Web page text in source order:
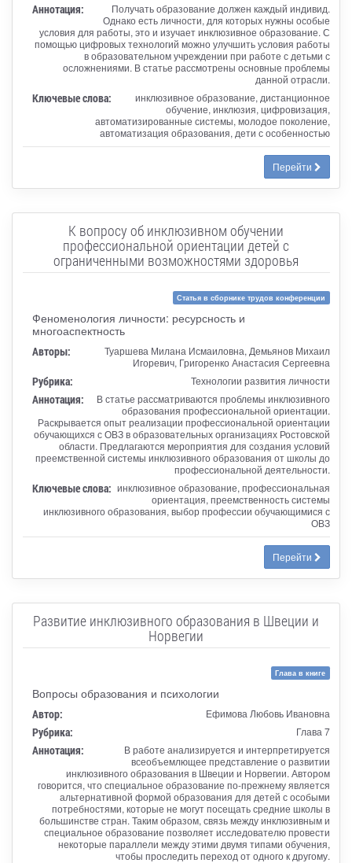
Аннотация:
Получать образование должен каждый индивид.
Однако есть личности, для которых нужны особые
условия для работы, это и изучает инклюзивное образование. С
помощью цифровых технологий можно улучшить условия работы
в образовательном учреждении при работе с детьми с
осложнениями. В статье рассмотрены основные проблемы
данной отрасли.
Ключевые слова:
инклюзивное образование, дистанционное
обучение, инклюзия, цифровизация,
автоматизированные системы, молодое поколение,
автоматизация образования, дети с особенностью
Перейти
К вопросу об инклюзивном обучении
профессиональной ориентации детей с
ограниченными возможностями здоровья
Статья в сборнике трудов конференции
Феноменология личности: ресурсность и
многоаспектность
Авторы:
Туаршева Милана Исмаиловна, Демьянов Михаил
Игоревич, Григоренко Анастасия Сергеевна
Рубрика: Технологии развития личности
Аннотация:
В статье рассматриваются проблемы инклюзивного
образования профессиональной ориентации.
Раскрывается опыт реализации профессиональной ориентации
обучающихся с ОВЗ в образовательных организациях Ростовской
области. Предлагаются мероприятия для создания условий
преемственной системы инклюзивного образования от школы до
профессиональной деятельности.
Ключевые слова: инклюзивное образование, профессиональная
ориентация, преемственность системы
инклюзивного образования, выбор профессии обучающимися с
ОВЗ
Перейти
Развитие инклюзивного образования в Швеции и
Норвегии
Глава в книге
Вопросы образования и психологии
Автор: Ефимова Любовь Ивановна
Рубрика: Глава 7
Аннотация:
В работе анализируется и интерпретируется
всеобъемлющее представление о развитии
инклюзивного образования в Швеции и Норвегии. Автором
говорится, что специальное образование по-прежнему является
альтернативной формой образования для детей с особыми
потребностями, которые не могут посещать средние школы в
большинстве стран. Таким образом, связь между инклюзивным и
специальное образование позволяет исследователю провести
некоторые параллели между этими двумя типами обучения,
чтобы проследить переход от одного к другому.